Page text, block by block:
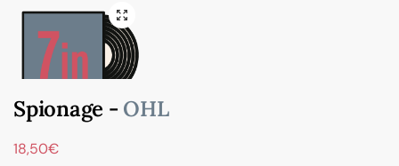
Spionage - OHL
18,50€